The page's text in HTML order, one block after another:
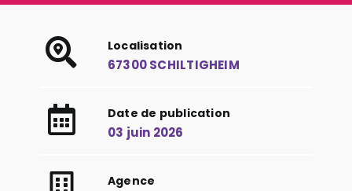
Localisation
67300 SCHILTIGHEIM
Date de publication
03 juin 2026
Agence